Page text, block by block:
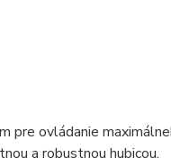
ovládanie
a robustnou hubicou.